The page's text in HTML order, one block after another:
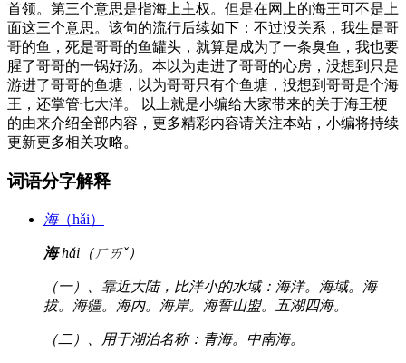
首领。第三个意思是指海上主权。但是在网上的海王可不是上
面这三个意思。该句的流行后续如下：不过没关系，我生是哥
哥的鱼，死是哥哥的鱼罐头，就算是成为了一条臭鱼，我也要
腥了哥哥的一锅好汤。本以为走进了哥哥的心房，没想到只是
游进了哥哥的鱼塘，以为哥哥只有个鱼塘，没想到哥哥是个海
王，还掌管七大洋。 以上就是小编给大家带来的关于海王梗
的由来介绍全部内容，更多精彩内容请关注本站，小编将持续
更新更多相关攻略。
词语分字解释
海（hǎi）
海hǎi（ㄏㄞˇ）
（一）、靠近大陆，比洋小的水域：海洋。海域。海
拔。海疆。海内。海岸。海誓山盟。五湖四海。
（二）、用于湖泊名称：青海。中南海。